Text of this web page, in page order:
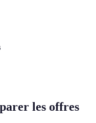
les offres